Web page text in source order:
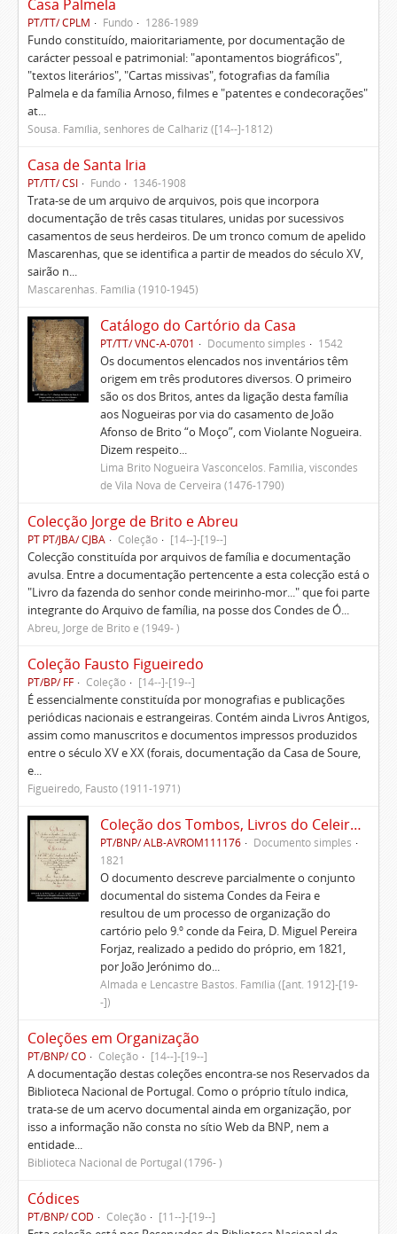
Casa Palmela
PT/TT/ CPLM Fundo 1286-1989
Fundo constituído, maioritariamente, por documentação de
carácter pessoal e patrimonial: "apontamentos biográficos",
"textos literários", "Cartas missivas", fotografias da família
Palmela e da família Arnoso, filmes e "patentes e condecorações"
at...
Sousa. Família, senhores de Calhariz ([14--]-1812)
Casa de Santa Iria
PT/TT/ CSI Fundo 1346-1908
Trata-se de um arquivo de arquivos, pois que incorpora
documentação de três casas titulares, unidas por sucessivos
casamentos de seus herdeiros. De um tronco comum de apelido
Mascarenhas, que se identifica a partir de meados do século XV,
sairão n...
Mascarenhas. Família (1910-1945)
Catálogo do Cartório da Casa
PT/TT/ VNC-A-0701 Documento simples 1542
Os documentos elencados nos inventários têm
origem em três produtores diversos. O primeiro
são os dos Britos, antes da ligação desta família
aos Nogueiras por via do casamento de João
Afonso de Brito “o Moço”, com Violante Nogueira.
Dizem respeito...
Lima Brito Nogueira Vasconcelos. Família, viscondes
de Vila Nova de Cerveira (1476-1790)
Colecção Jorge de Brito e Abreu
PT PT/JBA/ CJBA Coleção [14--]-[19--]
Colecção constituída por arquivos de família e documentação
avulsa. Entre a documentação pertencente a esta colecção está o
"Livro da fazenda do senhor conde meirinho-mor..." que foi parte
integrante do Arquivo de família, na posse dos Condes de Ó...
Abreu, Jorge de Brito e (1949- )
Coleção Fausto Figueiredo
PT/BP/ FF Coleção [14--]-[19--]
É essencialmente constituída por monografias e publicações
periódicas nacionais e estrangeiras. Contém ainda Livros Antigos,
assim como manuscritos e documentos impressos produzidos
entre o século XV e XX (forais, documentação da Casa de Soure,
e...
Figueiredo, Fausto (1911-1971)
Coleção dos Tombos, Livros do Celeiro, Escrituras, Documentos e títulos pertencentes ao Morgado de Freiriz e de Penegate
PT/BNP/ ALB-AVROM111176
Documento simples
1821
O documento descreve parcialmente o conjunto
documental do sistema Condes da Feira e
resultou de um processo de organização do
cartório pelo 9.º conde da Feira, D. Miguel Pereira
Forjaz, realizado a pedido do próprio, em 1821,
por João Jerónimo do...
Almada e Lencastre Bastos. Família ([ant. 1912]-[19-
-])
Coleções em Organização
PT/BNP/ CO Coleção [14--]-[19--]
A documentação destas coleções encontra-se nos Reservados da
Biblioteca Nacional de Portugal. Como o próprio título indica,
trata-se de um acervo documental ainda em organização, por
isso a informação não consta no sítio Web da BNP, nem a
entidade...
Biblioteca Nacional de Portugal (1796- )
Códices
PT/BNP/ COD Coleção [11--]-[19--]